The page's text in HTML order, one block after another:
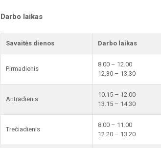
Darbo laikas
Savaitės dienos Darbo laikas
Pirmadienis
8.00 – 12.00
12.30 – 13.30
Antradienis
10.15 – 12.00
13.15 – 14.30
Trečiadienis
8.00 – 11.00
12.20 – 13.20